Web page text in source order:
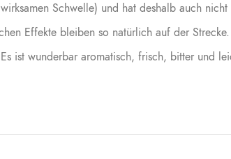
Schwelle) und hat deshalb auch
Effekte bleiben so natürlich auf der Strecke.
ist wunderbar aromatisch, frisch, bitter und